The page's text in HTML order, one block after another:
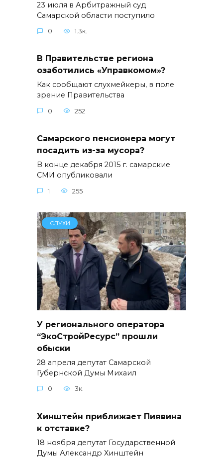
23 июля в Арбитражный суд
Самарской области поступило
0 1.3к.
В Правительстве региона
озаботились «Управкомом»?
Как сообщают слухмейкеры, в поле
зрение Правительства
0 252
Самарского пенсионера могут
посадить из-за мусора?
В конце декабря 2015 г. самарские
СМИ опубликовали
1 255
СЛУХИ
У регионального оператора
“ЭкоСтройРесурс” прошли
обыски
28 апреля депутат Самарской
Губернской Думы Михаил
0 3к.
Хинштейн приближает Пиявина
к отставке?
18 ноября депутат Государственной
Думы Александр Хинштейн